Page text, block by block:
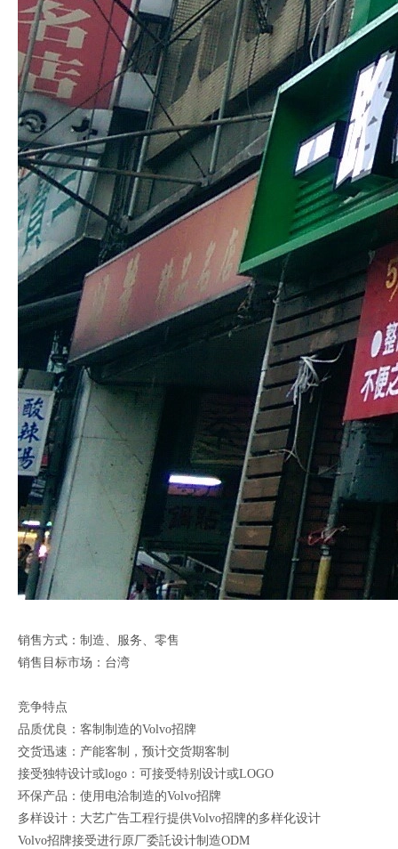
销售方式：制造、服务、零售
销售目标市场：台湾
竞争特点
品质优良：客制制造的Volvo招牌
交货迅速：产能客制，预计交货期客制
接受独特设计或logo：可接受特别设计或LOGO
环保产品：使用电洽制造的Volvo招牌
多样设计：大艺广告工程行提供Volvo招牌的多样化设计
Volvo招牌接受进行原厂委託设计制造ODM